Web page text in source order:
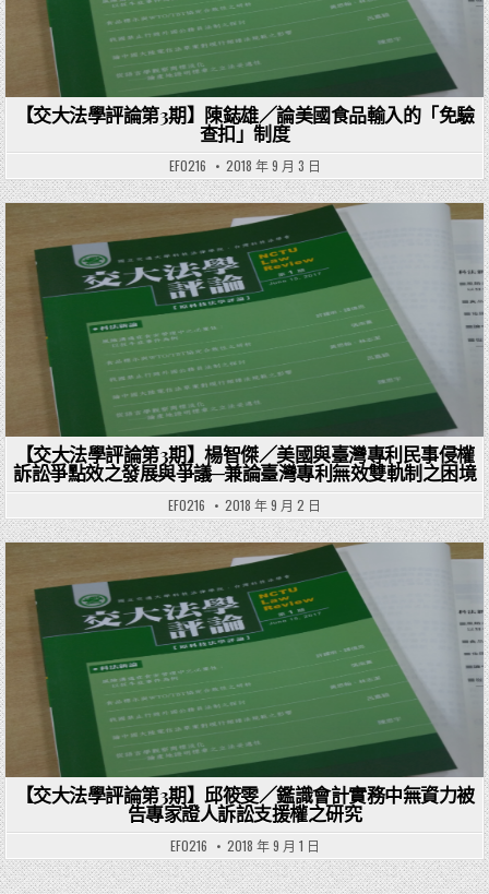
【交大法學評論第3期】陳鋕雄／論美國食品輸入的「免驗
查扣」制度
EF0216 2018 年 9 月 3 日
Posted in
【交大法學評論第3期】楊智傑／美國與臺灣專利民事侵權
訴訟爭點效之發展與爭議─兼論臺灣專利無效雙軌制之困境
EF0216 2018 年 9 月 2 日
Posted in
【交大法學評論第3期】邱筱雯／鑑識會計實務中無資力被
告專家證人訴訟支援權之研究
EF0216 2018 年 9 月 1 日